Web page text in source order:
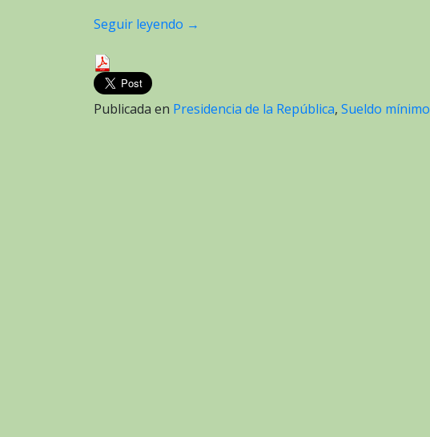
Seguir leyendo →
Publicada en Presidencia de la República, Sueldo mínimo